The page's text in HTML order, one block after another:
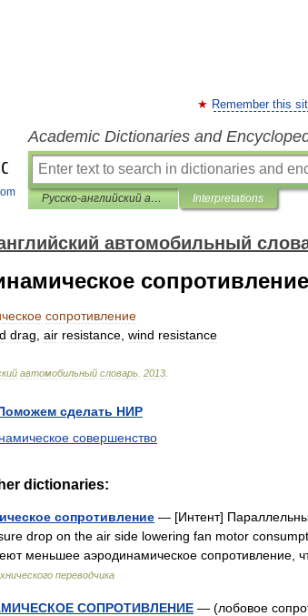
Remember this
Academic Dictionaries and
Русско-английский автомобильный словарь Interpretations
автомобильный
сопротивление
сопротивление
drag air resistance wind resistance
автомобильный словарь 2013
сделать НИР
совершенство
dictionaries:
сопротивление — [Интент]
drop on the air side lowering fan motor
меньшее аэродинамическое
переводчика
СОПРОТИВЛЕНИЕ — (лобовое